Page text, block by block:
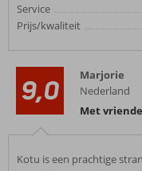
Service
Prijs/kwaliteit
9,0
Marjorie
Nederland
Met
Kotu is een prachtige